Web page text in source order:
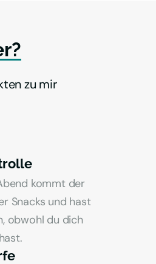
zu mir
kommt der
Snacks und hast
obwohl du dich